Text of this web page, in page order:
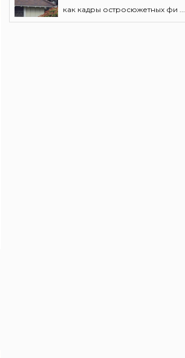
как кадры остросюжетных фи ...